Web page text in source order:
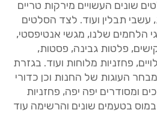
שונים העשויים מירקות טריים
עשבי תבלין ועוד. לצד הסלטים
לבחור מתוך 15 סוגי הלחמים שלנו, מגשי אנטיפסטי,
פלטות גבינה, פסטות,
פחזניות מלוחות ועוד. בגזרת
העוגות של החנות וכן כדורי
ומסודרים יפה יפה, פחזניות
במוס בטעמים שונים והרשימה עוד